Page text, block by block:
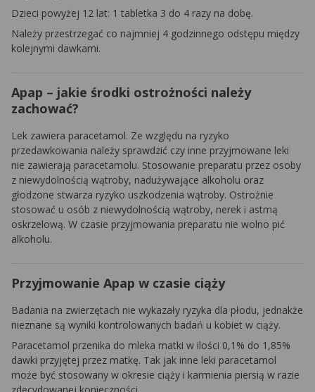
Dzieci powyżej 12 lat: 1 tabletka 3 do 4 razy na dobę.
Należy przestrzegać co najmniej 4 godzinnego odstępu między
kolejnymi dawkami.
Apap – jakie środki ostrożności należy
zachować?
Lek zawiera paracetamol. Ze względu na ryzyko
przedawkowania należy sprawdzić czy inne przyjmowane leki
nie zawierają paracetamolu. Stosowanie preparatu przez osoby
z niewydolnością wątroby, nadużywające alkoholu oraz
głodzone stwarza ryzyko uszkodzenia wątroby. Ostrożnie
stosować u osób z niewydolnością wątroby, nerek i astmą
oskrzelową. W czasie przyjmowania preparatu nie wolno pić
alkoholu.
Przyjmowanie Apap w czasie ciąży
Badania na zwierzętach nie wykazały ryzyka dla płodu, jednakże
nieznane są wyniki kontrolowanych badań u kobiet w ciąży.
Paracetamol przenika do mleka matki w ilości 0,1% do 1,85%
dawki przyjętej przez matkę. Tak jak inne leki paracetamol
może być stosowany w okresie ciąży i karmienia piersią w razie